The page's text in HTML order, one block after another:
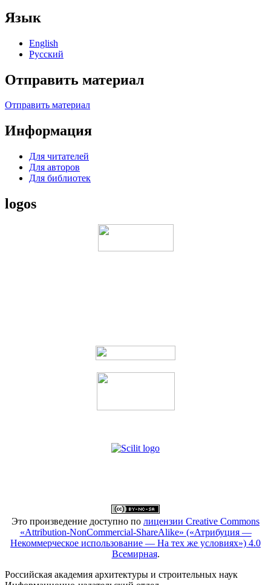
Язык
English
Русский
Отправить материал
Отправить материал
Информация
Для читателей
Для авторов
Для библиотек
logos
Это произведение доступно по лицензии Creative Commons
«Attribution-NonCommercial-ShareAlike» («Атрибуция —
Некоммерческое использование — На тех же условиях») 4.0
Всемирная.
Российская академия архитектуры и строительных наук